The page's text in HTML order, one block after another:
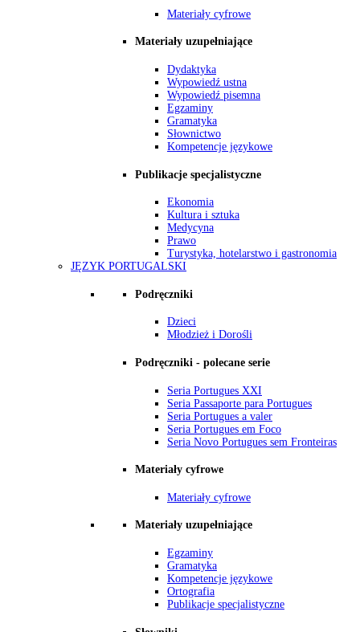
Materiały cyfrowe
Materiały uzupełniające
Dydaktyka
Wypowiedź ustna
Wypowiedź pisemna
Egzaminy
Gramatyka
Słownictwo
Kompetencje językowe
Publikacje specjalistyczne
Ekonomia
Kultura i sztuka
Medycyna
Prawo
Turystyka, hotelarstwo i gastronomia
JĘZYK PORTUGALSKI
Podręczniki
Dzieci
Młodzież i Dorośli
Podręczniki - polecane serie
Seria Portugues XXI
Seria Passaporte para Portugues
Seria Portugues a valer
Seria Portugues em Foco
Seria Novo Portugues sem Fronteiras
Materiały cyfrowe
Materiały cyfrowe
Materiały uzupełniające
Egzaminy
Gramatyka
Kompetencje językowe
Ortografia
Publikacje specjalistyczne